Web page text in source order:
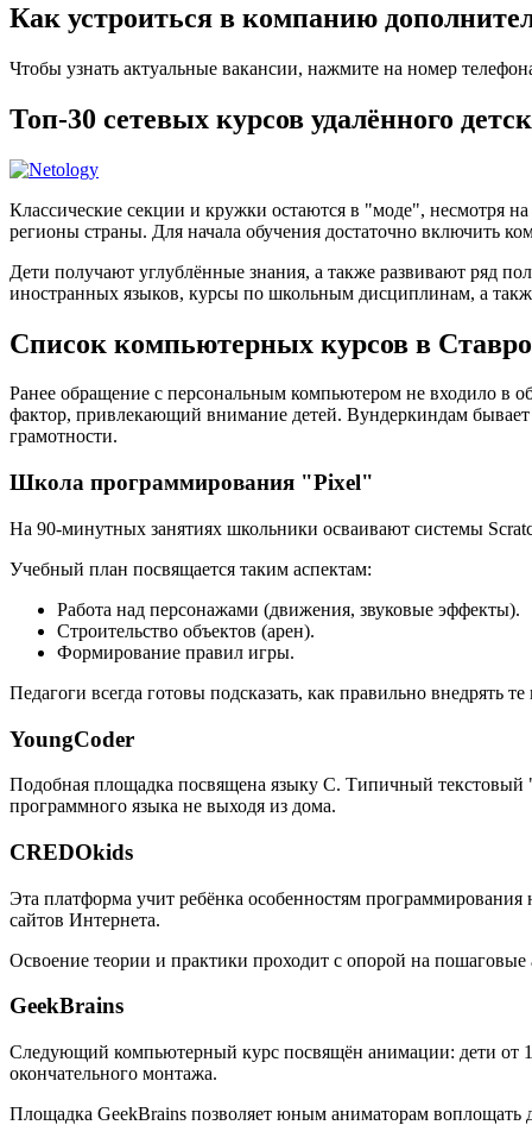
Как устроиться в компанию
Чтобы узнать актуальные вакансии, нажмите на номер
Топ-30 сетевых курсов удалённого
Классические секции и кружки остаются в "моде", несмотря
регионы страны. Для начала обучения достаточно включить
Дети получают углублённые знания, а также развивают ряд
иностранных языков, курсы по школьным дисциплинам, а
Список компьютерных курсов в
Ранее обращение с персональным компьютером не входило в
фактор, привлекающий внимание детей. Вундеркиндам
грамотности.
Школа программирования "Pixel"
На 90-минутных занятиях школьники осваивают системы
Учебный план посвящается таким аспектам:
Работа над персонажами (движения, звуковые эффекты).
Строительство объектов (арен).
Формирование правил игры.
Педагоги всегда готовы подсказать, как правильно внедрять
YoungCoder
Подобная площадка посвящена языку C. Типичный текстовый
программного языка не выходя из дома.
CREDOkids
Эта платформа учит ребёнка особенностям
сайтов Интернета.
Освоение теории и практики проходит с опорой на
GeekBrains
Следующий компьютерный курс посвящён анимации: дети от
окончательного монтажа.
Площадка GeekBrains позволяет юным аниматорам воплощать